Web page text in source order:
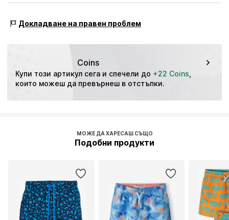
DE
Доказателство:
Декларация на доставчика за независим
одит
или след потреблението). Използването на рециклирани
материали може да намали нуждата от суровини, да
предотврати образуването на отпадъци и да опази
природните ресурси.
Докладване на правен проблем
Coins
Купи този артикул сега и спечели до +22 Coins
които можеш да превърнеш в отстъпки.
МОЖЕ ДА ХАРЕСАШ СЪЩО
Подобни продукти